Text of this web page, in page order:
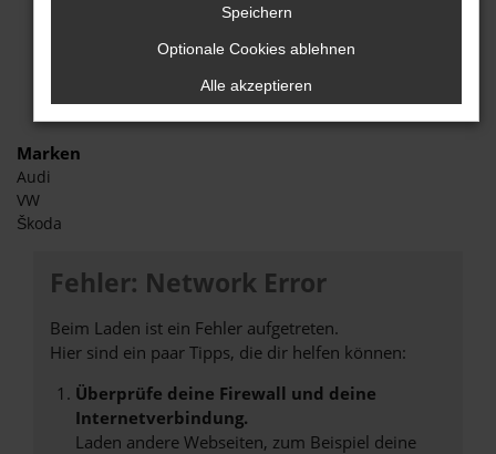
Marken
Audi
VW
Škoda
Fehler: Network Error
Beim Laden ist ein Fehler aufgetreten.
Hier sind ein paar Tipps, die dir helfen können:
Überprüfe deine Firewall und deine
Internetverbindung.
Laden andere Webseiten, zum Beispiel deine
Speichern
Optionale Cookies ablehnen
Alle akzeptieren